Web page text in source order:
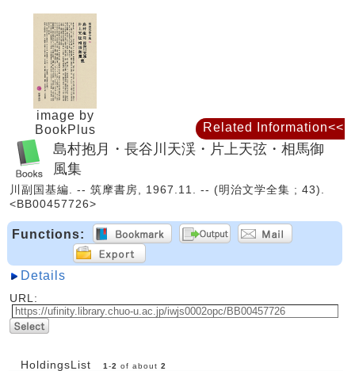
image by
BookPlus
島村抱月・長谷川天渓・片上天弦・相馬御
風集
川副国基編. -- 筑摩書房, 1967.11. -- (明治文学全集 ; 43).
<BB00457726>
Functions:
Details
URL:
HoldingsList 1 -2 of about 2
Related Information<<